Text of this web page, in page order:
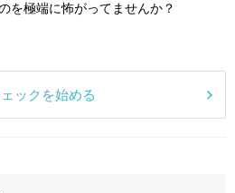
を極端に怖がってませんか？
ックを始める